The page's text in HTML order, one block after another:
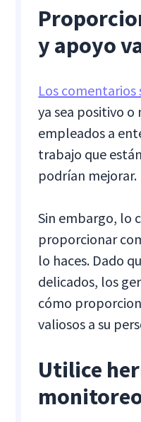
y apoyo
Los
ya sea positivo o
empleados a
trabajo que
podrían mejorar.
Sin embargo, lo
proporcionar
lo haces. Dado
delicados, los
cómo
valiosos a su
Utilice